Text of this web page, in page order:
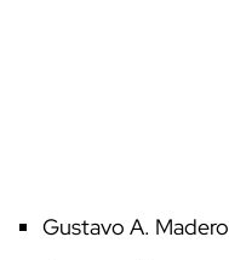
Gustavo A. Madero